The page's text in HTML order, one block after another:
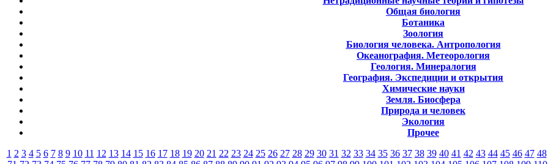
Общая биология
Ботаника
Зоология
Биология человека. Антропология
Океанография. Метеорология
Геология. Минералогия
География. Экспедиции и открытия
Химические науки
Земля. Биосфера
Природа и человек
Экология
Прочее
1 2 3 4 5 6 7 8 9 10 11 12 13 14 15 16 17 18 19 20 21 22 23 24 25 26 27 28 29 30 31 32 33 34 35 36 37 38 39 40 41 42 43 44 45 46 47 48